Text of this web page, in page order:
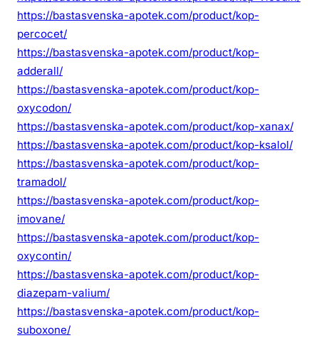
https://bastasvenska-apotek.com/product/kop-
percocet/
https://bastasvenska-apotek.com/product/kop-
adderall/
https://bastasvenska-apotek.com/product/kop-
oxycodon/
https://bastasvenska-apotek.com/product/kop-xanax/
https://bastasvenska-apotek.com/product/kop-ksalol/
https://bastasvenska-apotek.com/product/kop-
tramadol/
https://bastasvenska-apotek.com/product/kop-
imovane/
https://bastasvenska-apotek.com/product/kop-
oxycontin/
https://bastasvenska-apotek.com/product/kop-
diazepam-valium/
https://bastasvenska-apotek.com/product/kop-
suboxone/